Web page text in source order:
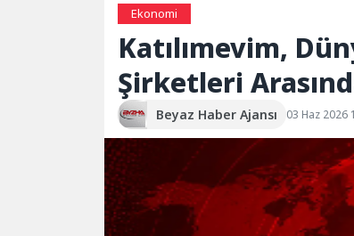
Ekonomi
Katılımevim,
Şirketleri
Beyaz Haber Ajansı 03 Haz 2026